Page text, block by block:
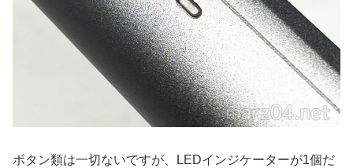
ボタン類は一切ないですが、LEDインジケーターが1個だ